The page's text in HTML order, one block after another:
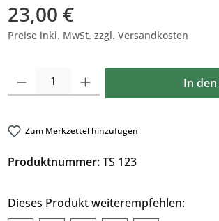
23,00 €
Preise inkl. MwSt. zzgl. Versandkosten
Produkt Anzahl: Gib den gewünschten Wert ein
In
Zum Merkzettel hinzufügen
Produktnummer:TS 123
Dieses Produkt weiterempfehlen: